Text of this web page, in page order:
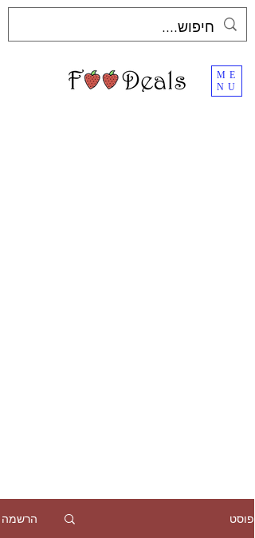
ME
NU
פוסט הרשמה